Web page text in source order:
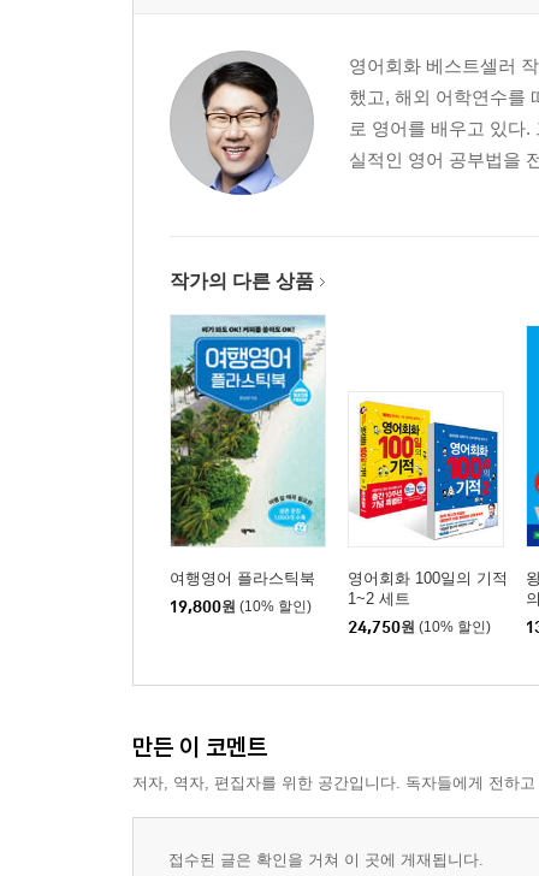
영어회화 베스트셀러
했고, 해외 어학연수를
로 영어를 배우고 있다
실적인 영어 공부법을
작가의 다른 상품
여행영어 플라스틱북
19,800원 (10% 할인)
영어회화 100일의 기적
1~2 세트
24,750원 (10% 할인)
만든 이 코멘트
저자, 역자, 편집자를 위한 공간입니다. 독자들에게 전하
접수된 글은 확인을 거쳐 이 곳에 게재됩니다.